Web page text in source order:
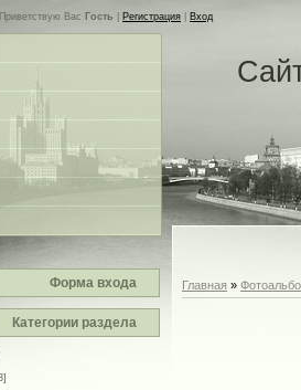
Приветствую Вас Гость Регистрация Вход
Форма входа
Категории раздела
Главная »